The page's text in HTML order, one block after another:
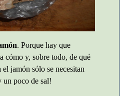
. Porque hay que
cómo y, sobre todo, de qué
jamón sólo se necesitan
un poco de sal!